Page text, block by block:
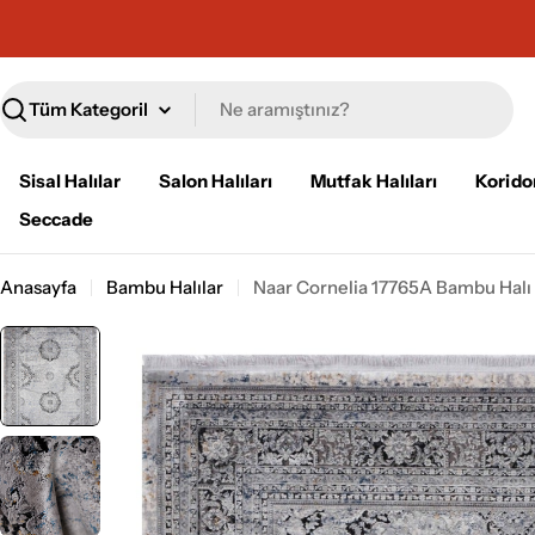
Ara
Sisal Halılar Salon Halıları Mutfak Halıları
Seccade
Anasayfa Bambu Halılar Naar Cornelia 17765A Bambu Halı